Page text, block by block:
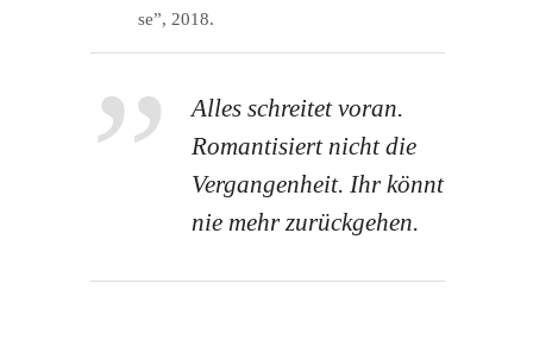
se”, 2018.
Alles schrei­tet vor­an.
Roman­ti­siert nicht die
Ver­gan­gen­heit. Ihr könnt
nie mehr zurückgehen.